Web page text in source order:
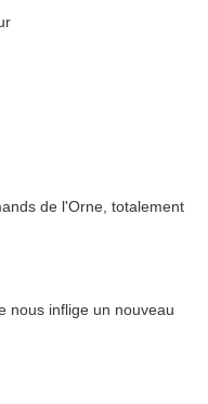
de l'Orne, totalement
nous inflige un nouveau